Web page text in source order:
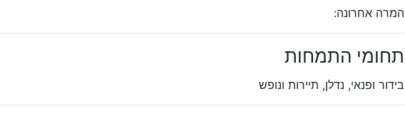
המרה אחרונה:
תחומי התמחות
בידור ופנאי, נדלן, תיירות ונופש